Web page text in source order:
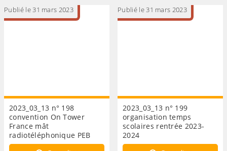
Publié le 31 mars 2023
2023_03_13 n° 198
convention On Tower
France mât
radiotéléphonique PEB
Publié le 31 mars 2023
2023_03_13 n° 199
organisation temps
scolaires rentrée 2023-
2024